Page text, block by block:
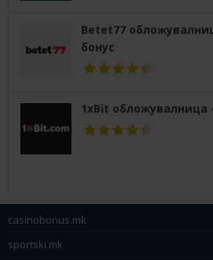
Betet77
бонус
1xBit обложувалница
casinobonus.mk
sportski.mk